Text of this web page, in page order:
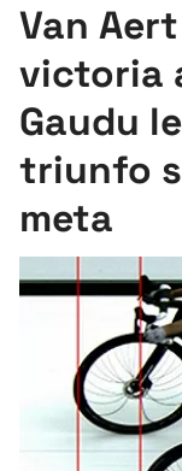
Pelota
Remo
Ciclismo
Herri-kirolak
Balonmano
Van
victoria
Gaudu
triunfo
meta